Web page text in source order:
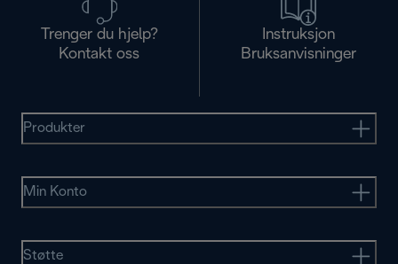
Trenger du hjelp?
Kontakt oss
Instruksjon
Bruksanvisninger
Produkter
Min Konto
Støtte